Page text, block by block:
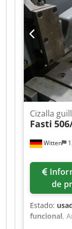
Witten
Cizalla
Fasti
de
Estado:
funcional,